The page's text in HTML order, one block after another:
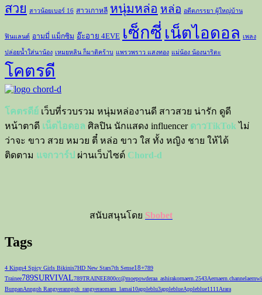
สวย สาวน้อยเบอร์ 16 สาวเกาหลี หนุ่มหล่อ หล่อ อดีตภรรยา ผู้ใหญ่บ้าน
ฟินแลนด์ อามมี่ แม็กซิม อ๊ะอาย 4EVE เซ็กซี่ เน็ตไอดอล เพลง
ปล่อยน้ำใส่นาน้อง เหมยหลิน ก็มาดิคร้าบ แพรวพราว แสงทอง แม่น้อง น้องนาริตะ
โคตรดี
โคตรดีย์ เว็บที่รวบรวม หนุ่มหล่องานดี สาวสวย น่ารัก ดูดี
หน้าตาดี เน็ตไอดอล ศิลปิน นักแสดง influencer ดาวTikTok ไม่
ว่าจะ ขาว สวย หมวย ตี๋ หล่อ ขาว ใส ทั้ง หญิง ชาย ให้ได้
ติดตาม แจกวาร์ป ผ่านเว็บไซต์ Chord-d
สนับสนุนโดย Sbobet
Tags
4 Kings4 Spicy Girls Bikinis7HD New Stars7th Sense18+789
Trainee789SURVIVAL789TRAINEE800cc@moepowderaa_ashirakornaern.2543Aernaern.channel
BunpanAnngoh Rangyeranngoh_rangyeraomam_lamai10appleblu3appleblueAppleblue1111 Arara